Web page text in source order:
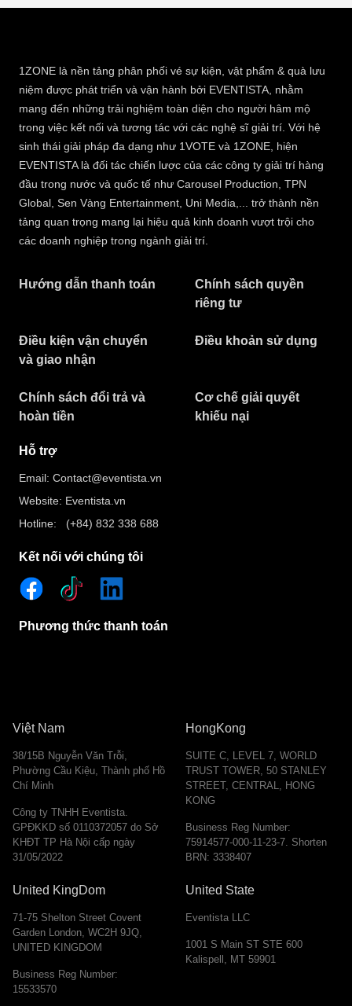
1ZONE là nền tảng phân phối vé sự kiện, vật phẩm & quà lưu
niệm được phát triển và vận hành bởi EVENTISTA, nhằm
mang đến những trải nghiệm toàn diện cho người hâm mộ
trong việc kết nối và tương tác với các nghệ sĩ giải trí. Với hệ
sinh thái giải pháp đa dạng như 1VOTE và 1ZONE, hiện
EVENTISTA là đối tác chiến lược của các công ty giải trí hàng
đầu trong nước và quốc tế như Carousel Production, TPN
Global, Sen Vàng Entertainment, Uni Media,... trở thành nền
tảng quan trọng mang lại hiệu quả kinh doanh vượt trội cho
các doanh nghiệp trong ngành giải trí.
Hướng dẫn thanh toán
Chính sách quyền
riêng tư​
Điều kiện vận chuyển
và giao nhận
Điều khoản sử dụng
Chính sách đổi trả và
hoàn tiền
Cơ chế giải quyết
khiếu nại
Hỗ trợ
Email: Contact@eventista.vn
Website: Eventista.vn
Hotline: (+84) 832 338 688
Kết nối với chúng tôi
Phương thức thanh toán
Việt Nam
38/15B Nguyễn Văn Trỗi,
Phường Cầu Kiệu, Thành phố Hồ
Chí Minh
Công ty TNHH Eventista.
GPĐKKD số 0110372057 do Sở
KHĐT TP Hà Nội cấp ngày
31/05/2022
HongKong
SUITE C, LEVEL 7, WORLD
TRUST TOWER, 50 STANLEY
STREET, CENTRAL, HONG
KONG
Business Reg Number:
75914577-000-11-23-7. Shorten
BRN: 3338407
United KingDom
71-75 Shelton Street Covent
Garden London, WC2H 9JQ,
UNITED KINGDOM
Business Reg Number:
15533570
United State
Eventista LLC
1001 S Main ST STE 600
Kalispell, MT 59901